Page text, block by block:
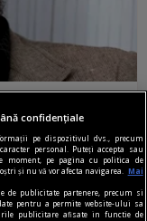
unor alegeri
europene
și
confidențiale
pe dispozitivul dvs., precum
personal. Puteți accepta sau
moment, pe pagina cu politica de
și nu vă vor afecta navigarea.
Mai
de publicitate partenere, precum si
pentru a permite website-ului sa
publicitare afisate in functie de